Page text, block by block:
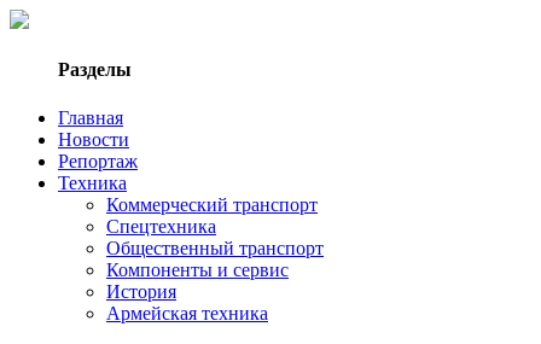
Разделы
Главная
Новости
Репортаж
Техника
Коммерческий транспорт
Спецтехника
Общественный транспорт
Компоненты и сервис
История
Армейская техника